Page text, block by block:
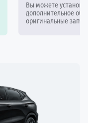
Вы можете
дополнительное
оригинальные